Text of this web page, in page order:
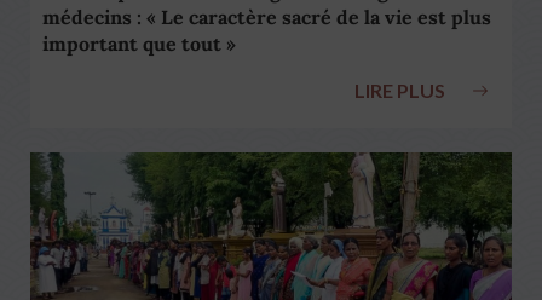
médecins : « Le caractère sacré de la vie est plus
important que tout »
LIRE PLUS